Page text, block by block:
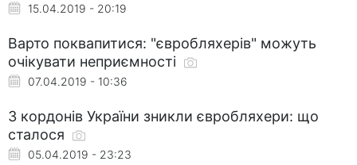
15.04.2019 - 20:19
Варто поквапитися: "євробляхерів" можуть
очікувати неприємності
07.04.2019 - 10:36
З кордонів України зникли євробляхери: що
сталося
05.04.2019 - 23:23